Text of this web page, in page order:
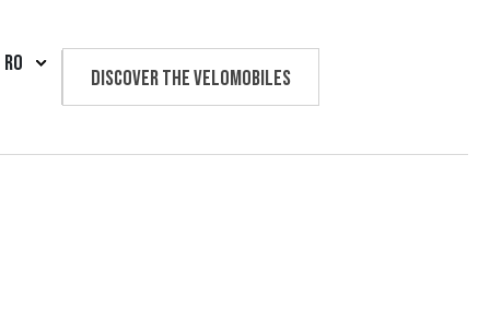
RO
Discover the velomobiles